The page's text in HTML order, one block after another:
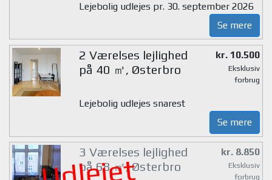
Lejebolig udlejes pr. 30. september 2026
Se mere
2 Værelses lejlighed
på 40 ㎡, Østerbro
kr. 10.500
Eksklusiv
forbrug
Lejebolig udlejes snarest
Se mere
3 Værelses lejlighed
på 68 ㎡, Østerbro
kr. 8.850
Eksklusiv
forbrug